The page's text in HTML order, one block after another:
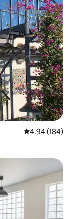
5 पैकी 4.94
4.94 (184)